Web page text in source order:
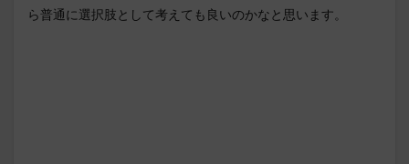
ら普通に選択肢として考えても良いのかなと思います。